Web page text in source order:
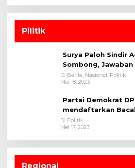
Pilitik
Surya Paloh Sindir
Sombong,
Di Berita, Nasional, Politik
Mei 18, 2023
Partai Demokrat
mendaftarkan
Di Politik
Mei 17, 2023
Regional